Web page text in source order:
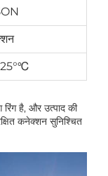
रिंग है, और उत्पाद की
कनेक्शन सुनिश्चित